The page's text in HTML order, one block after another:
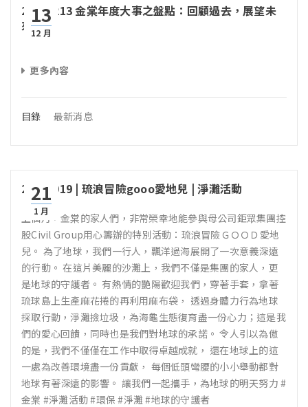
13
12 月
20231213 金棠年度大事之盤點：回顧過去，展望未
來
更多內容
目錄 最新消息
21
1 月
20231019 | 琉浪冒險gooo愛地兒 | 淨灘活動
上個月，金棠的家人們，非常榮幸地能參與母公司鉅眾集團控
股Civil Group用心籌辦的特別活動：琉浪冒險ＧＯＯＤ愛地
兒。 為了地球，我們一行人，飄洋過海展開了一次意義深遠
的行動。 在這片美麗的沙灘上，我們不僅是集團的家人，更
是地球的守護者。 有熱情的艷陽歡迎我們，穿著手套，拿著
琉球島上生產麻花捲的再利用麻布袋， 透過身體力行為地球
採取行動，淨灘撿垃圾，為海龜生態復育盡一份心力；這是我
們的愛心回饋，同時也是我們對地球的承諾。 令人引以為傲
的是，我們不僅僅在工作中取得卓越成就， 還在地球上的這
一處為改善環境盡一份貢獻， 每個低頭彎腰的小小舉動都對
地球有著深遠的影響。 讓我們一起攜手，為地球的明天努力 #
金棠 #淨灘活動 #環保 #淨灘 #地球的守護者